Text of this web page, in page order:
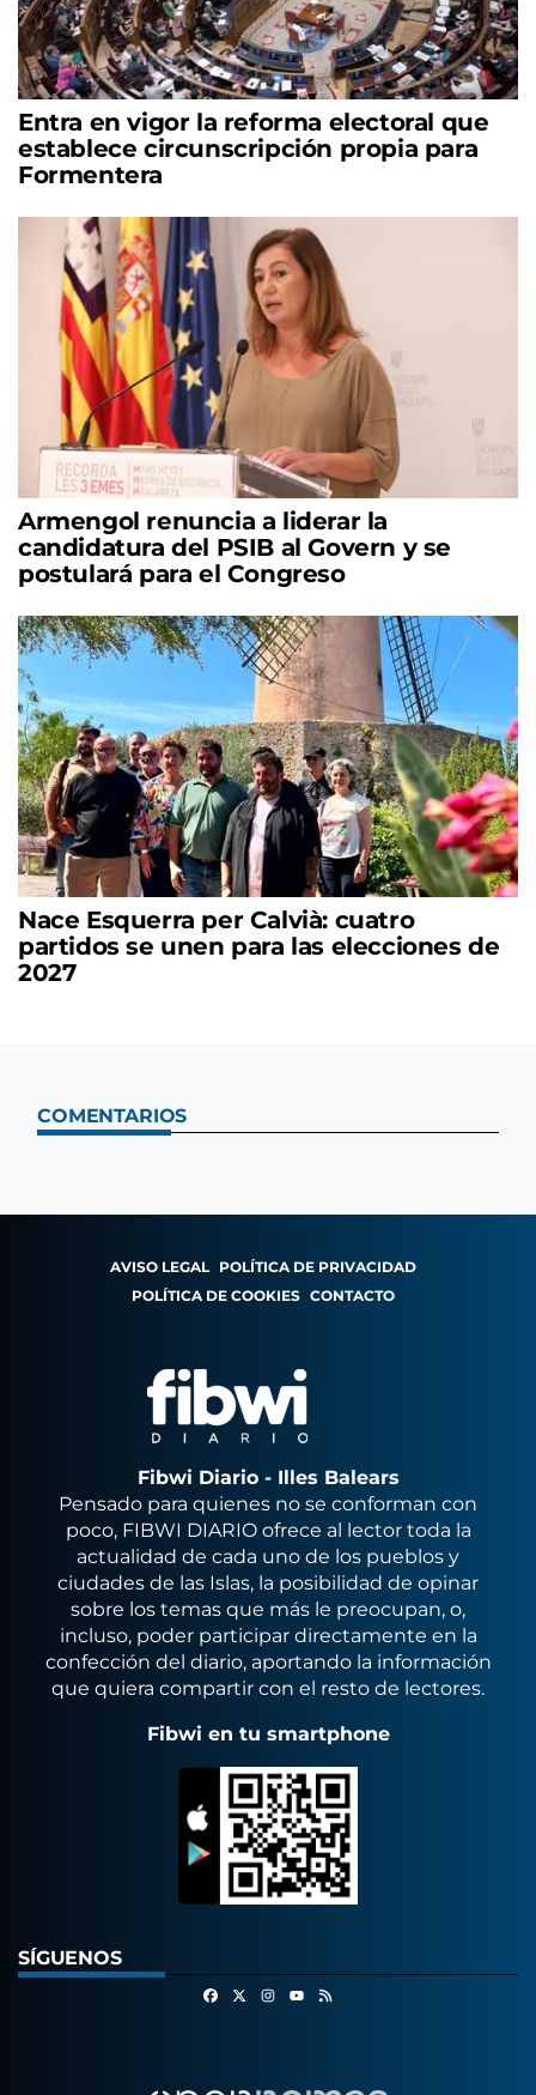
Entra en vigor la reforma electoral que
establece circunscripción propia para
Formentera
Armengol renuncia a liderar la
candidatura del PSIB al Govern y se
postulará para el Congreso
Nace Esquerra per Calvià: cuatro
partidos se unen para las elecciones de
2027
COMENTARIOS
AVISO LEGAL POLÍTICA DE PRIVACIDAD
POLÍTICA DE COOKIES CONTACTO
Fibwi Diario - Illes Balears
Pensado para quienes no se conforman con
poco, FIBWI DIARIO ofrece al lector toda la
actualidad de cada uno de los pueblos y
ciudades de las Islas, la posibilidad de opinar
sobre los temas que más le preocupan, o,
incluso, poder participar directamente en la
confección del diario, aportando la información
que quiera compartir con el resto de lectores.
Fibwi en tu smartphone
SÍGUENOS
FacebookInstagram